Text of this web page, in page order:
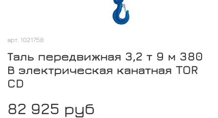
арт. 1021758
Таль передвижная 3,2 т 9 м 380
В электрическая канатная TOR
CD
82 925 руб